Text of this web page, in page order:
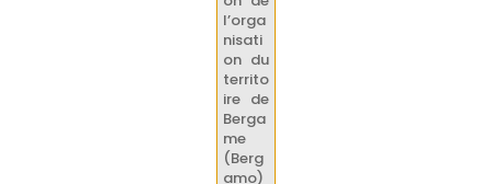
l’orga
nisati
on du
territo
ire de
Berga
me
(Berg
amo)